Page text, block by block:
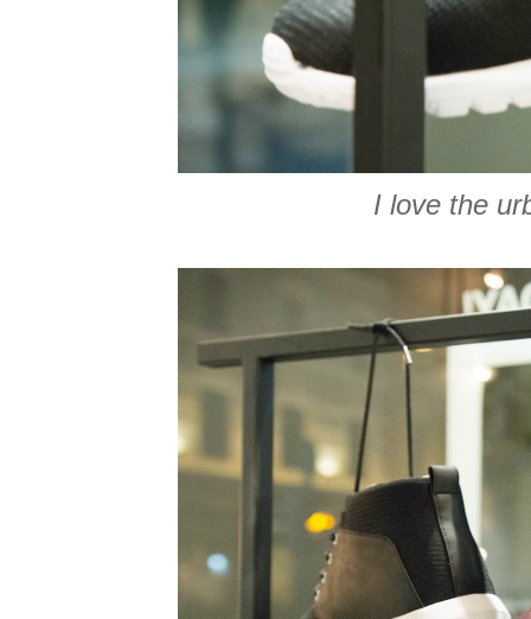
I love the